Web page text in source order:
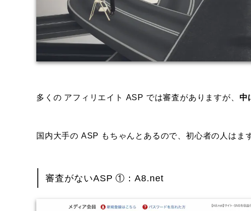
多くの アフィリエイト ASP では審査がありますが、 中
国内大手の ASP もちゃんとあるので、初心者の人はま
審査がないASP ①：A8.net